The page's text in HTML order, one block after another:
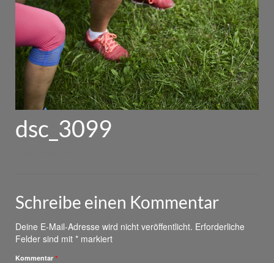
dsc_3099
Schreibe einen Kommentar
Deine E-Mail-Adresse wird nicht veröffentlicht. Erforderliche
Felder sind mit * markiert
Kommentar *